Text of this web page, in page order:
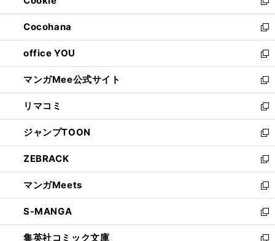
開
く
ウ
で
開
く
ン
ド
ウ
で
開
く
新
し
い
ウ
ィ
ン
ド
ウ
で
開
く
Cocohana
新
し
い
ウ
ィ
ン
ド
ウ
で
開
く
office YOU
新
し
い
ウ
ィ
ン
ド
ウ
で
開
く
マンガMee公式サイト
新
し
い
ウ
ィ
ン
ド
ウ
で
開
く
リマコミ
新
し
い
ウ
ィ
ン
ド
ウ
で
開
く
ジャンプTOON
新
し
い
ウ
ィ
ン
ド
ウ
で
ZEBRACK
新
し
い
ウ
ィ
ン
ド
マンガMeets
新
し
い
ウ
S-MANGA
新
し
集英社コミック文庫